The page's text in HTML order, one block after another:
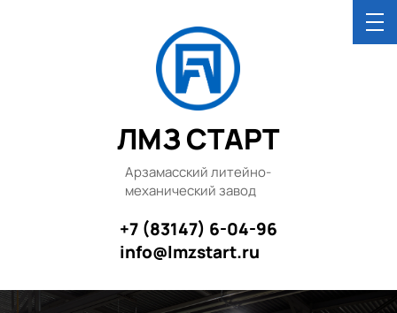
ЛМЗ СТАРТ
Арзамасский литейно-
механический завод
+7 (83147) 6-04-96
info@lmzstart.ru